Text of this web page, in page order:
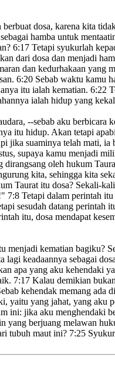
dosa, karena kita
hamba untuk
6:17 Tetapi syukurlah
dari dosa dan menjadi
dan kedurhakaan yang
6:20 Sebab waktu kamu
itu ialah kematian. 6:22
ialah hidup yang
--sebab aku berbicara
itu hidup. Akan tetapi
jika suaminya telah mati,
supaya kamu menjadi
dirangsang oleh hukum
kita, sehingga kita
Taurat itu dosa? Sekali-
" 7:8 Tetapi dalam perintah itu
sesudah datang perintah
itu, dosa mendapat
menjadi kematian bagiku?
lagi keadaannya sebagai
apa yang aku kehendaki
7:17 Kalau demikian
kehendak memang ada
yaitu yang jahat, yang aku
ini: jika aku menghendaki
yang berjuang melawan
tubuh maut ini? 7:25